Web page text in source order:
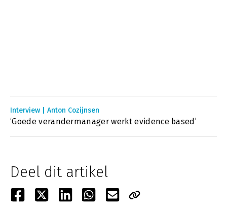
Interview | Anton Cozijnsen
‘Goede verandermanager werkt evidence based’
Deel dit artikel